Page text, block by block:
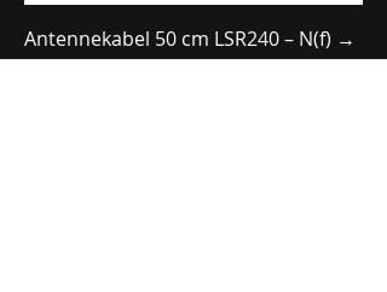
Antennekabel 50 cm LSR240 – N(f) →
RP-SMA(m) haaks (P1 Solar)